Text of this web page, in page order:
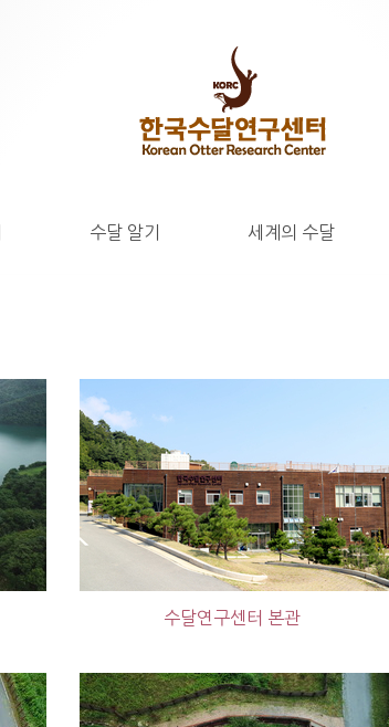
수달 알기 세계의 수달
수달연구센터 본관